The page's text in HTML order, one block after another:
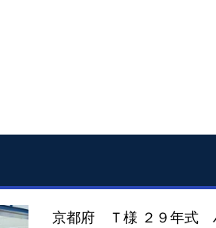
京都府 Ｔ様 ２９年式